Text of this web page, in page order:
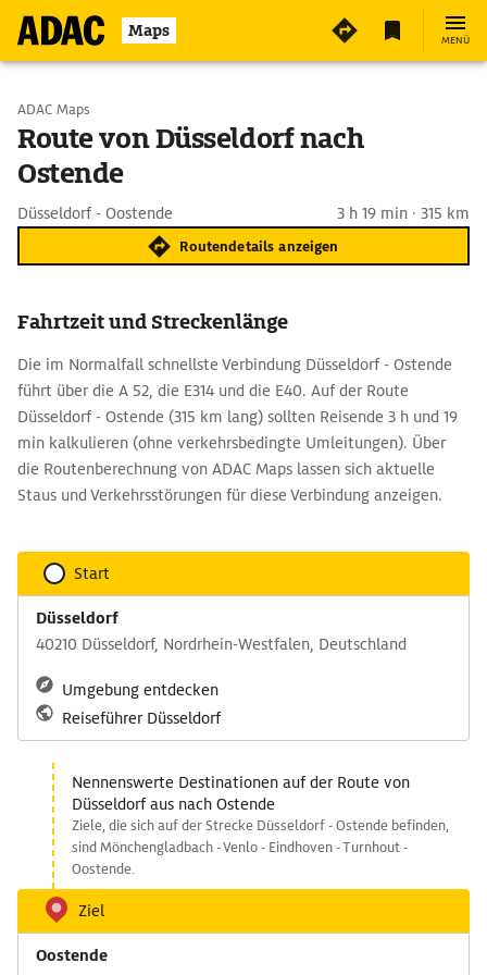
Maps MENÜ
Start wählen
Ziel eingeben
ADAC Maps
Route von Düsseldorf nach
Ostende
Düsseldorf - Oostende 3 h 19 min · 315 km
Routendetails anzeigen
Fahrtzeit und Streckenlänge
Die im Normalfall schnellste Verbindung Düsseldorf - Ostende
führt über die A 52, die E314 und die E40. Auf der Route
Düsseldorf - Ostende (315 km lang) sollten Reisende 3 h und 19
min kalkulieren (ohne verkehrsbedingte Umleitungen). Über
die Routenberechnung von ADAC Maps lassen sich aktuelle
Staus und Verkehrsstörungen für diese Verbindung anzeigen.
Start
Düsseldorf
40210 Düsseldorf, Nordrhein-Westfalen, Deutschland
Umgebung entdecken
Reiseführer Düsseldorf
Nennenswerte Destinationen auf der Route von
Düsseldorf aus nach Ostende
Ziele, die sich auf der Strecke Düsseldorf - Ostende befinden,
sind Mönchengladbach - Venlo - Eindhoven - Turnhout -
Oostende.
Ziel
Oostende